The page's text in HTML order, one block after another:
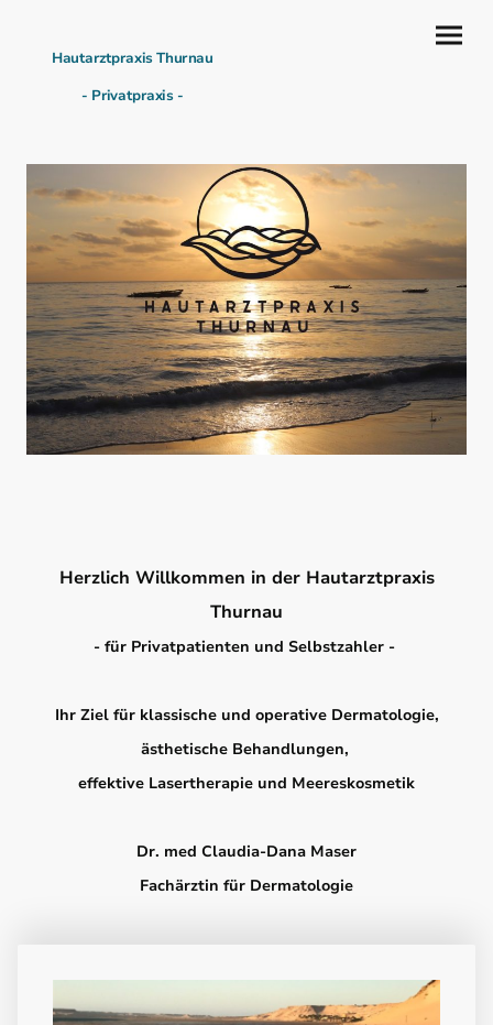
Hautarztpraxis Thurnau
- Privatpraxis -
Herzlich Willkommen in der Hautarztpraxis
Thurnau
- für Privatpatienten und Selbstzahler -
Ihr Ziel für klassische und operative Dermatologie,
ästhetische Behandlungen,
effektive Lasertherapie und Meereskosmetik
Dr. med Claudia-Dana Maser
Fachärztin für Dermatologie